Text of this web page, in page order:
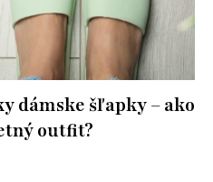
dámske šľapky – ako
outfit?